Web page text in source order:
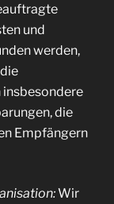
und
werden,
insbesondere
die
Empfängern
Wir